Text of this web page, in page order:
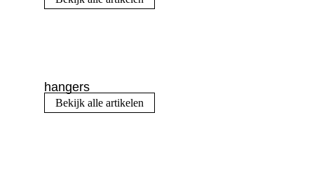
hangers
Bekijk alle artikelen